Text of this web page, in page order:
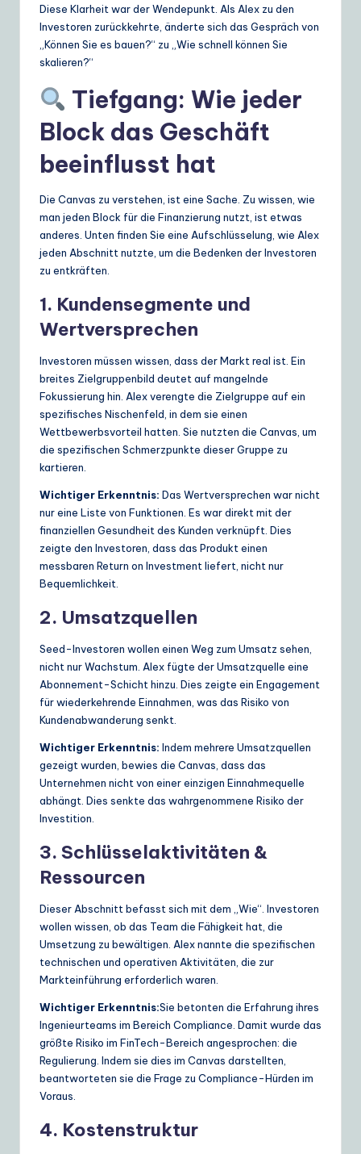
Diese Klarheit war der Wendepunkt. Als Alex zu den
Investoren zurückkehrte, änderte sich das Gespräch von
„Können Sie es bauen?“ zu „Wie schnell können Sie
skalieren?“
Tiefgang: Wie jeder
Block das Geschäft
beeinflusst hat
Die Canvas zu verstehen, ist eine Sache. Zu wissen, wie
man jeden Block für die Finanzierung nutzt, ist etwas
anderes. Unten finden Sie eine Aufschlüsselung, wie Alex
jeden Abschnitt nutzte, um die Bedenken der Investoren
zu entkräften.
1. Kundensegmente und
Wertversprechen
Investoren müssen wissen, dass der Markt real ist. Ein
breites Zielgruppenbild deutet auf mangelnde
Fokussierung hin. Alex verengte die Zielgruppe auf ein
spezifisches Nischenfeld, in dem sie einen
Wettbewerbsvorteil hatten. Sie nutzten die Canvas, um
die spezifischen Schmerzpunkte dieser Gruppe zu
kartieren.
Wichtiger Erkenntnis: Das Wertversprechen war nicht
nur eine Liste von Funktionen. Es war direkt mit der
finanziellen Gesundheit des Kunden verknüpft. Dies
zeigte den Investoren, dass das Produkt einen
messbaren Return on Investment liefert, nicht nur
Bequemlichkeit.
2. Umsatzquellen
Seed-Investoren wollen einen Weg zum Umsatz sehen,
nicht nur Wachstum. Alex fügte der Umsatzquelle eine
Abonnement-Schicht hinzu. Dies zeigte ein Engagement
für wiederkehrende Einnahmen, was das Risiko von
Kundenabwanderung senkt.
Wichtiger Erkenntnis: Indem mehrere Umsatzquellen
gezeigt wurden, bewies die Canvas, dass das
Unternehmen nicht von einer einzigen Einnahmequelle
abhängt. Dies senkte das wahrgenommene Risiko der
Investition.
3. Schlüsselaktivitäten &
Ressourcen
Dieser Abschnitt befasst sich mit dem „Wie“. Investoren
wollen wissen, ob das Team die Fähigkeit hat, die
Umsetzung zu bewältigen. Alex nannte die spezifischen
technischen und operativen Aktivitäten, die zur
Markteinführung erforderlich waren.
Wichtiger Erkenntnis:Sie betonten die Erfahrung ihres
Ingenieurteams im Bereich Compliance. Damit wurde das
größte Risiko im FinTech-Bereich angesprochen: die
Regulierung. Indem sie dies im Canvas darstellten,
beantworteten sie die Frage zu Compliance-Hürden im
Voraus.
4. Kostenstruktur